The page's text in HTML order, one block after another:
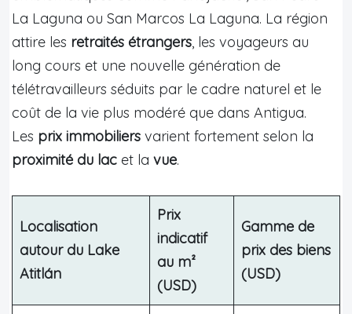
La Laguna ou San Marcos La Laguna. La région
attire les retraités étrangers, les voyageurs au
long cours et une nouvelle génération de
télétravailleurs séduits par le cadre naturel et le
coût de la vie plus modéré que dans Antigua.
Les prix immobiliers varient fortement selon la
proximité du lac et la vue.
Localisation
autour du Lake
Atitlán
Prix
indicatif
au m²
(USD)
Gamme de
prix des biens
(USD)